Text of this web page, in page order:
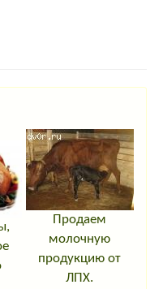
Продаем
молочную
продукцию от
ЛПХ.